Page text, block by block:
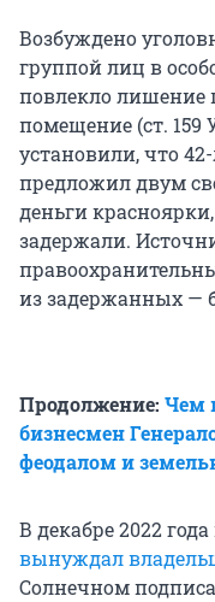
Возбуждено
группой лиц в
повлекло лишение
помещение (ст.
установили, что
предложил двум
деньги
задержали.
из задержанных —
Продолжение: Чем
бизнесмен
феодалом и
В декабре 2022
вынуждал
Солнечном